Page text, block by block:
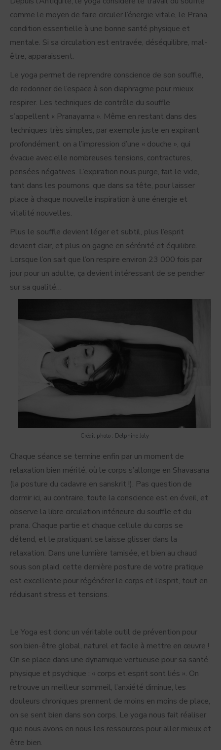
comme le moyen de faire circuler l’énergie vitale, le Prana,
condition essentielle à une bonne santé physique et
mentale. Si sa circulation est entravée, déséquilibre, mal-
être, apparaissent.
Le yoga permet de reprendre conscience de son souffle,
de redonner de l’espace à son diaphragme pour mieux
respirer. Les techniques de contrôle du souffle
s’appellent « Pranayama ». Même en restant dans des
techniques très simples, par exemple juste en expirant
profondément, on a l’impression d’une « douche », qui
évacue avec elle nombreuses tensions, contractures,
pensées négatives. L’expiration nous purge, fait le vide,
tant dans les poumons, que dans sa tête, pour laisser
place à chaque nouvelle inspiration à une énergie et
vitalité nouvelles.
Plus le souffle devient léger et subtil, plus l’esprit
devient clair, et plus on gagne en sérénité et équilibre.
Lorsque l’on sait que l’on respire environ 23 000 fois par
jour pour un adulte, ça devient intéressant de se pencher
sur sa qualité…
Crédit photo : Delphine Joly
Chaque séance se termine enfin par un moment de
relaxation bien mérité, où le corps s’allonge en Shavasana
(la posture du cadavre en sanskrit !). Pas question de
dormir ici, au contraire, toute la conscience est en éveil, et
observe la libre circulation intérieure du souffle et du
prana. Chaque partie et chaque cellule du corps se
détend, et le pratiquant se laisse glisser dans la
relaxation. Dans une lumière tamisée, et bien au chaud
sous son plaid, cette dernière posture de votre pratique
est excellente pour régénérer le corps et l’esprit, tout en
réduisant stress et tensions.
Le Yoga est donc un véritable outil de prévention pour
son bien-être global, naturel et facile à mettre en œuvre !
On se place dans une dynamique vertueuse pour sa santé
physique et psychique : « corps et esprit sont liés ». On
retrouve un meilleur sommeil, l’anxiété diminue, les
douleurs chroniques prennent de moins en moins de place,
on se sent bien dans son corps. Le yoga nous fait réaliser
que nous avons en nous les ressources pour aller mieux et
être bien.